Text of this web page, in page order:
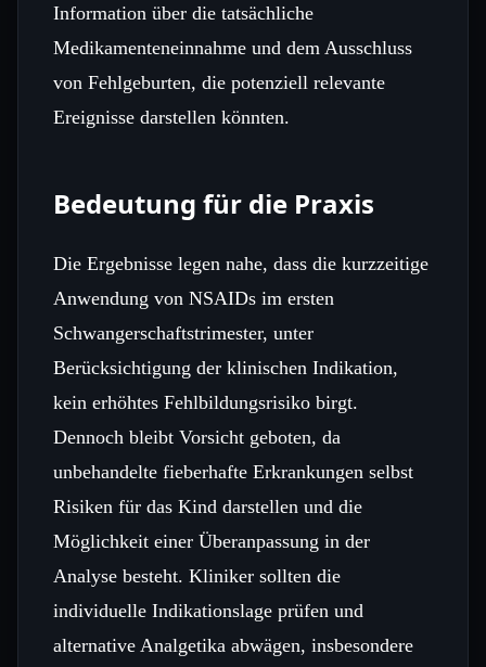
Information über die tatsächliche
Medikamenteneinnahme und dem Ausschluss
von Fehlgeburten, die potenziell relevante
Ereignisse darstellen könnten.
Bedeutung für die Praxis
Die Ergebnisse legen nahe, dass die kurzzeitige
Anwendung von NSAIDs im ersten
Schwangerschaftstrimester, unter
Berücksichtigung der klinischen Indikation,
kein erhöhtes Fehlbildungsrisiko birgt.
Dennoch bleibt Vorsicht geboten, da
unbehandelte fieberhafte Erkrankungen selbst
Risiken für das Kind darstellen und die
Möglichkeit einer Überanpassung in der
Analyse besteht. Kliniker sollten die
individuelle Indikationslage prüfen und
alternative Analgetika abwägen, insbesondere